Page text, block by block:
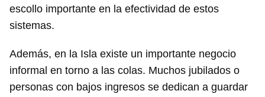
escollo importante en la efectividad de estos
sistemas.
Además, en la Isla existe un importante negocio
informal en torno a las colas. Muchos jubilados o
personas con bajos ingresos se dedican a guardar